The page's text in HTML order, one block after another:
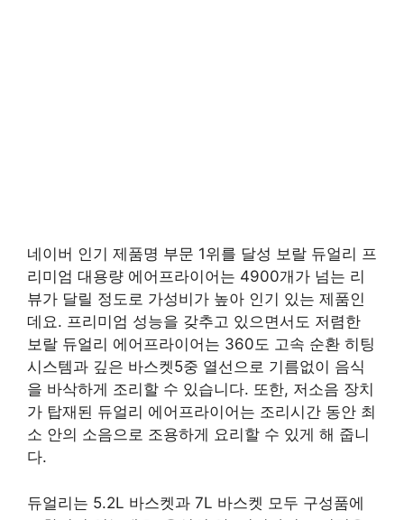
네이버 인기 제품명 부문 1위를 달성 보랄 듀얼리 프
리미엄 대용량 에어프라이어는 4900개가 넘는 리
뷰가 달릴 정도로 가성비가 높아 인기 있는 제품인
데요. 프리미엄 성능을 갖추고 있으면서도 저렴한
보랄 듀얼리 에어프라이어는 360도 고속 순환 히팅
시스템과 깊은 바스켓5중 열선으로 기름없이 음식
을 바삭하게 조리할 수 있습니다. 또한, 저소음 장치
가 탑재된 듀얼리 에어프라이어는 조리시간 동안 최
소 안의 소음으로 조용하게 요리할 수 있게 해 줍니
다.
듀얼리는 5.2L 바스켓과 7L 바스켓 모두 구성품에